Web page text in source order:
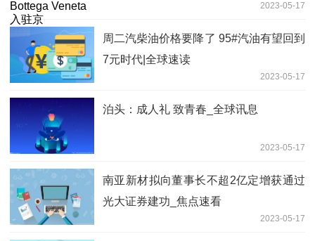
2023-05-17
周二汽柴油价格要降了 95#汽油有望回到
7元时代|全球速读
2023-05-17
泊头：成人礼 致青春_全球讯息
2023-05-17
南亚新材拟向董事长不超2亿定增获通过
光大证券建功_焦点速看
2023-05-17